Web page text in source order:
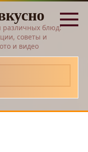
различных блюд:
советы и
и видео